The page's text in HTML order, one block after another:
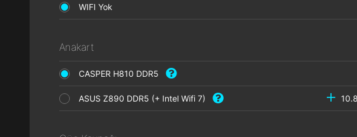
WIFI Yok
Anakart
CASPER H810 DDR5
ASUS Z890 DDR5 (+ Intel Wifi 7)